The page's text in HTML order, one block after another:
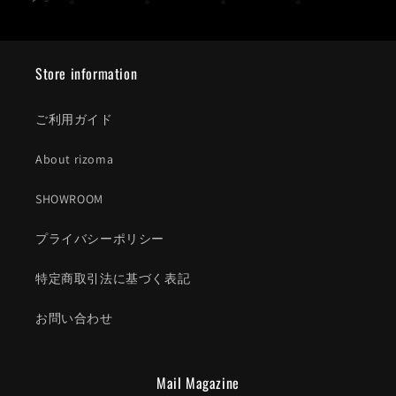
Store information
ご利用ガイド
About rizoma
SHOWROOM
プライバシーポリシー
特定商取引法に基づく表記
お問い合わせ
Mail Magazine